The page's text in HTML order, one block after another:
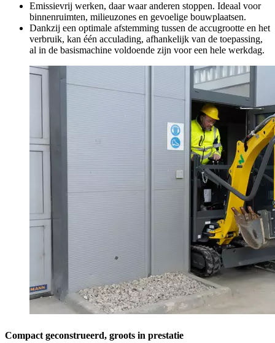
Emissievrij werken, daar waar anderen stoppen. Ideaal voor
binnenruimten, milieuzones en gevoelige bouwplaatsen.
Dankzij een optimale afstemming tussen de accugrootte en het
verbruik, kan één acculading, afhankelijk van de toepassing,
al in de basismachine voldoende zijn voor een hele werkdag.
Compact geconstrueerd, groots in prestatie